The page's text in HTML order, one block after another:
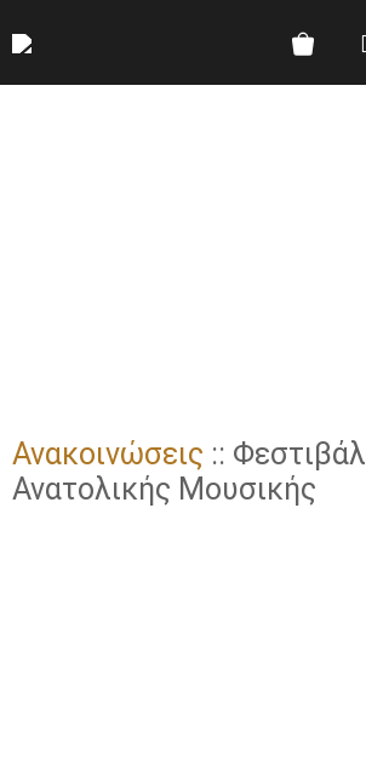
Ανακοινώσεις :: Φεστιβάλ
Ανατολικής Μουσικής